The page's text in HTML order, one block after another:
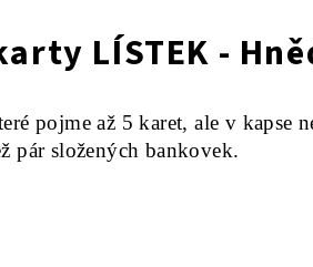
LÍSTEK -
pojme až 5 karet, ale v kapse
pár složených bankovek.